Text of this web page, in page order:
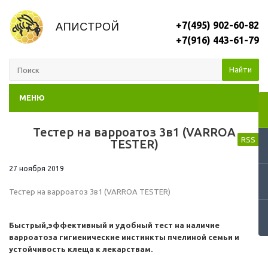
+7(495) 902-60-82
+7(916) 443-61-79
Найти
МЕНЮ
Тестер на варроатоз 3в1 (VARROA
TESTER)
RSS
27 ноября 2019
Тестер на варроатоз 3в1 (VARROA TESTER)
Быстрый,эффективный и удобный тест на наличие
варроатоза гигиенические инстинкты пчелиной семьи и
устойчивость клеща к лекарствам.